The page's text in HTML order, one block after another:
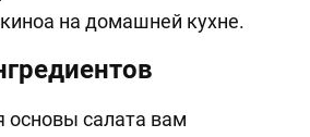
на домашней кухне.
основы салата вам